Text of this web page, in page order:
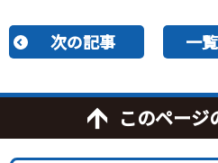
次の記事 一覧
このページ